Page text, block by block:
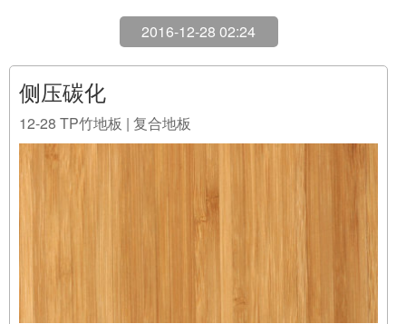
2016-12-28 02:24
侧压碳化
12-28 TP竹地板 | 复合地板